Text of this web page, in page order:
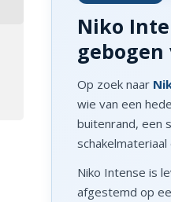
Niko
Op zoek naar
wie van een
buitenrand, een
Niko Intense is
afgestemd op